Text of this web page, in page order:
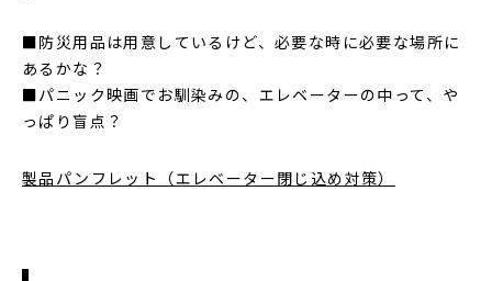
■防災用品は用意しているけど、必要な時に必要な場所に
あるかな？
■パニック映画でお馴染みの、エレベーターの中って、や
っぱり盲点？
製品パンフレット（エレベーター閉じ込め対策）